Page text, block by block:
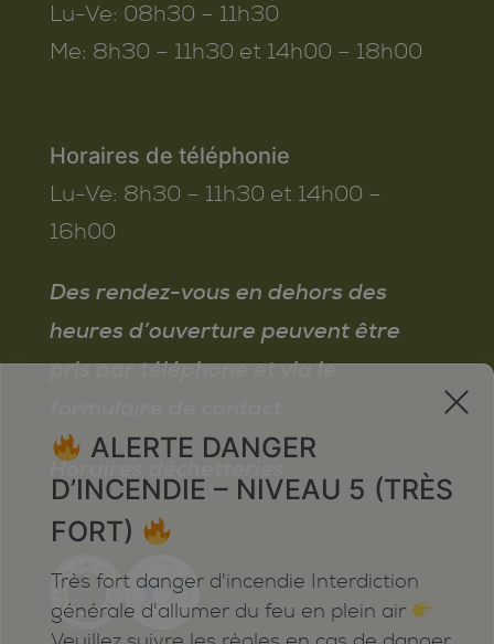
Lu-Ve: 08h30 – 11h30
Me: 8h30 – 11h30 et 14h00 – 18h00
Horaires de téléphonie
Lu-Ve: 8h30 – 11h30 et 14h00 –
16h00
Des rendez-vous en dehors des
heures d’ouverture peuvent être
pris par téléphone et via le
Horaires déchetteries
x
ALERTE DANGER
D’INCENDIE – NIVEAU 5 (TRÈS
FORT)
Très fort danger d'incendie Interdiction
générale d'allumer du feu en plein air